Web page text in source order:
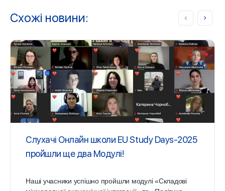
Схожі новини:
Слухачі Онлайн школи EU Study Days-2025
пройшли ще два Модулі!
Наші учасники успішно пройшли модулі «Складові